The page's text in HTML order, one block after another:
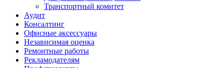
Транспортный комитет
Аудит
Консалтинг
Офисные аксессуары
Независимая оценка
Ремонтные работы
Рекламодателям